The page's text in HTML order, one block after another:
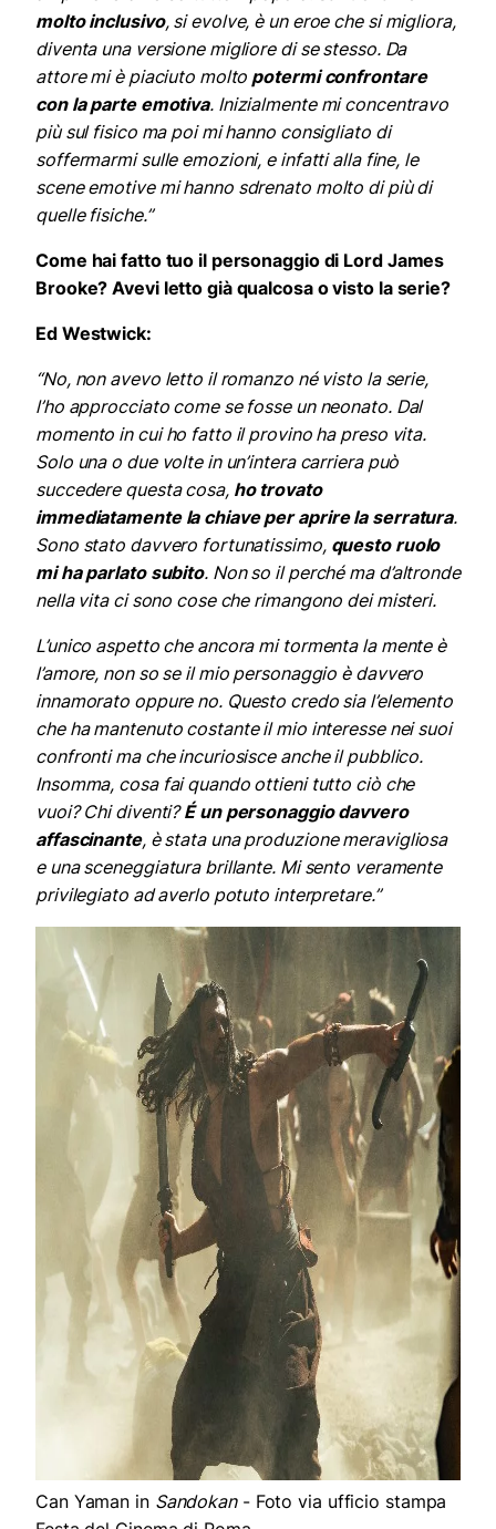
molto inclusivo, si evolve, è un eroe che si migliora,
diventa una versione migliore di se stesso. Da
attore mi è piaciuto molto potermi confrontare
con la parte emotiva. Inizialmente mi concentravo
più sul fisico ma poi mi hanno consigliato di
soffermarmi sulle emozioni, e infatti alla fine, le
scene emotive mi hanno sdrenato molto di più di
quelle fisiche.”
Come hai fatto tuo il personaggio di Lord James
Brooke? Avevi letto già qualcosa o visto la serie?
Ed Westwick:
“No, non avevo letto il romanzo né visto la serie,
l’ho approcciato come se fosse un neonato. Dal
momento in cui ho fatto il provino ha preso vita.
Solo una o due volte in un’intera carriera può
succedere questa cosa,ho trovato
immediatamente la chiave per aprire la serratura.
Sono stato davvero fortunatissimo, questo ruolo
mi ha parlato subito. Non so il perché ma d’altronde
nella vita ci sono cose che rimangono dei misteri.
L’unico aspetto che ancora mi tormenta la mente è
l’amore, non so se il mio personaggio è davvero
innamorato oppure no. Questo credo sia l’elemento
che ha mantenuto costante il mio interesse nei suoi
confronti ma che incuriosisce anche il pubblico.
Insomma, cosa fai quando ottieni tutto ciò che
vuoi? Chi diventi?É un personaggio davvero
affascinante, è stata una produzione meravigliosa
e una sceneggiatura brillante. Mi sento veramente
privilegiato ad averlo potuto interpretare.”
Can Yaman in Sandokan- Foto via ufficio stampa